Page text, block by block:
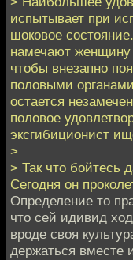
испытывает при
шоковое
намечают женщину
чтобы внезапно
половыми
остается
половое
эксгибиционист
>
> Так что бойтесь
Сегодня он
Определение то
что сей идивид
вроде своя
держаться вместе